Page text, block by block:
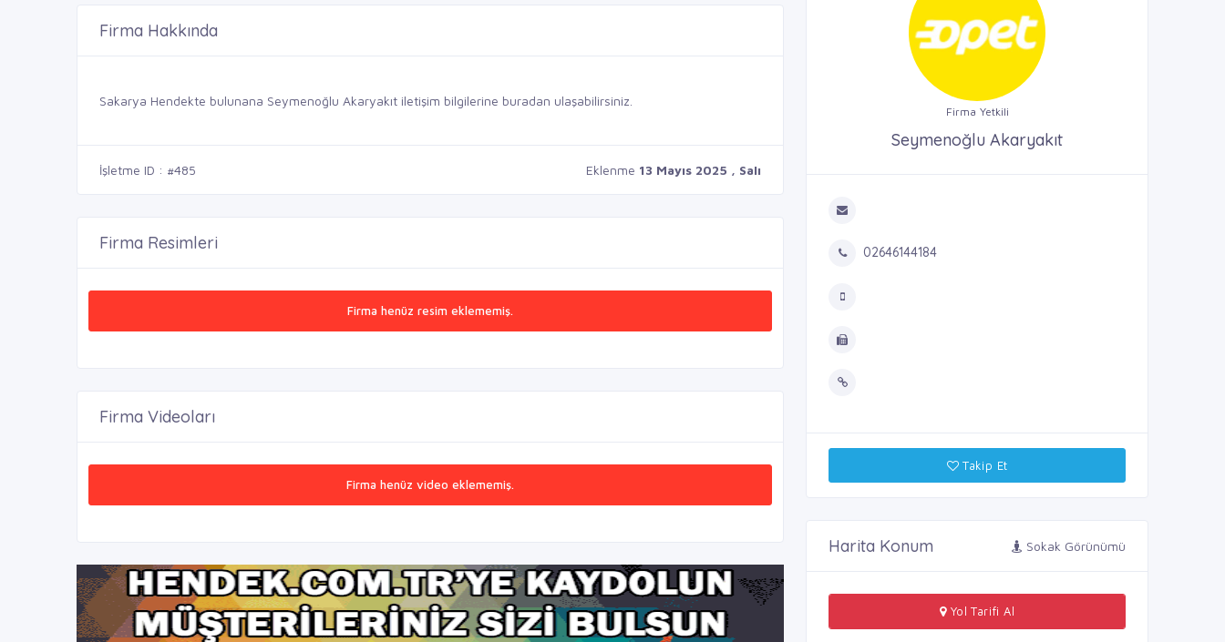
Firma Hakkında
Sakarya Hendekte bulunana Seymenoğlu Akaryakıt iletişim bilgilerine buradan ulaşabilirsiniz.
İşletme ID : #485 Eklenme 13 Mayıs 2025 , Salı
Firma Resimleri
Firma henüz resim eklememiş.
Firma Videoları
Firma henüz video eklememiş.
Firma Yetkili
Seymenoğlu Akaryakıt
02646144184
Takip Et
Harita Konum Sokak Görünümü
Yol Tarifi Al